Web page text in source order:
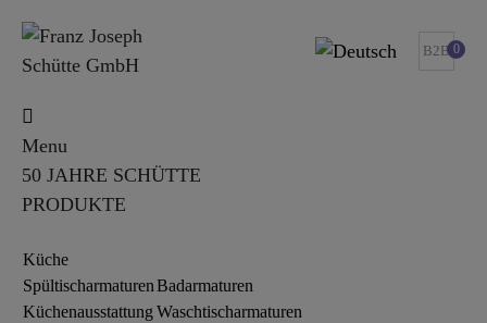
B2B 0
Menu
50 JAHRE SCHÜTTE
PRODUKTE
Küche
Spültischarmaturen
Küchenausstattung
Badarmaturen
Waschtischarmaturen